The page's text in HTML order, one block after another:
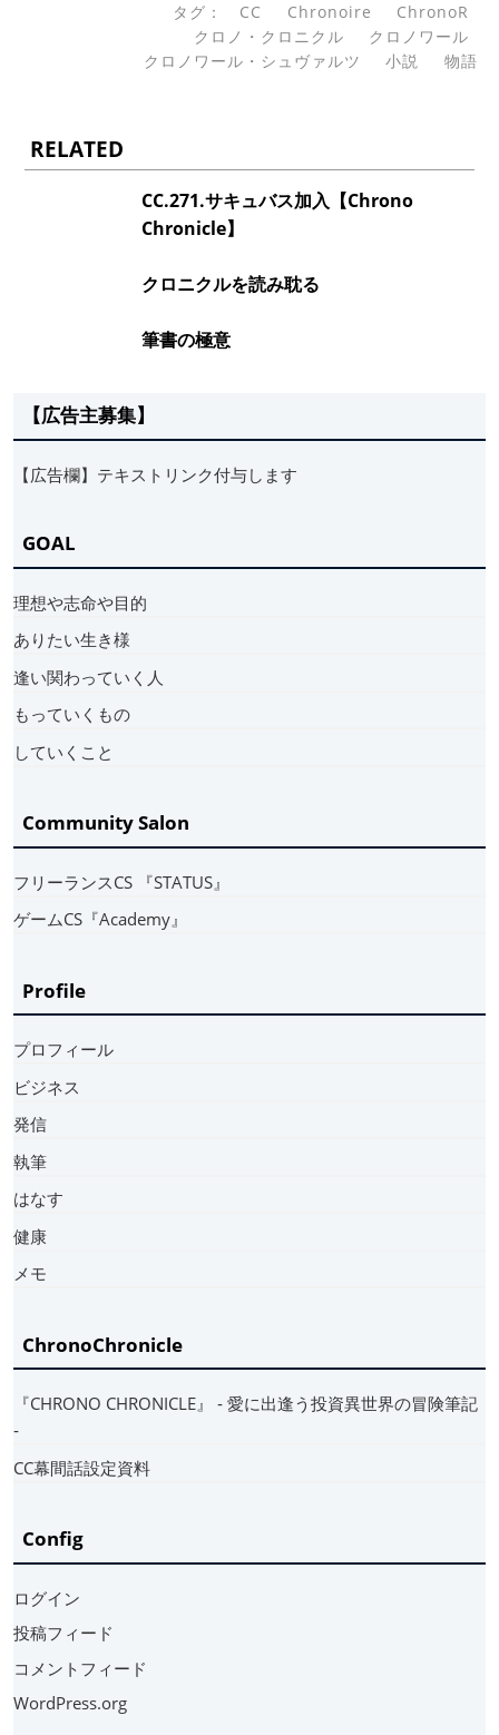
タグ： CC Chronoire
ChronoR
クロノ・クロニクル
クロノワール
クロノワール・シュヴァルツ
小説 物語
RELATED
CC.271.サキュバス加入【Chrono
Chronicle】
クロニクルを読み耽る
筆書の極意
【広告主募集】
【広告欄】テキストリンク付与します
GOAL
理想や志命や目的
ありたい生き様
逢い関わっていく人
もっていくもの
していくこと
Community Salon
フリーランスCS 『STATUS』
ゲームCS『Academy』
Profile
プロフィール
ビジネス
発信
執筆
はなす
健康
メモ
ChronoChronicle
『CHRONO CHRONICLE』 ‐ 愛に出逢う投資異世界の冒険筆記
‐
CC幕間話設定資料
Config
ログイン
投稿フィード
コメントフィード
WordPress.org